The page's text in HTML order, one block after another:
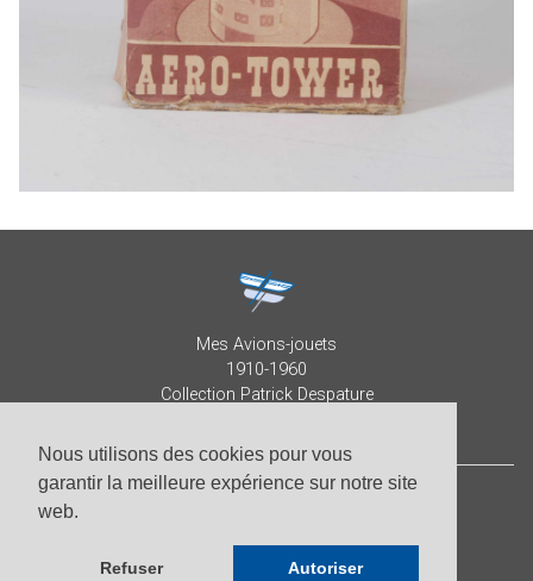
Nous utilisons des cookies pour vous
garantir la meilleure expérience sur notre site
web.
Refuser Autoriser
Mes Avions-jouets
1910-1960
Collection Patrick Despature
-
Photos par Roberto Pellegrini